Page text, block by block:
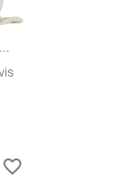
favorite_border